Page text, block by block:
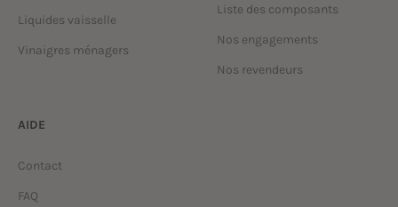
Liquides vaisselle
Vinaigres ménagers
Liste des composants
Nos engagements
Nos revendeurs
AIDE
Contact
FAQ